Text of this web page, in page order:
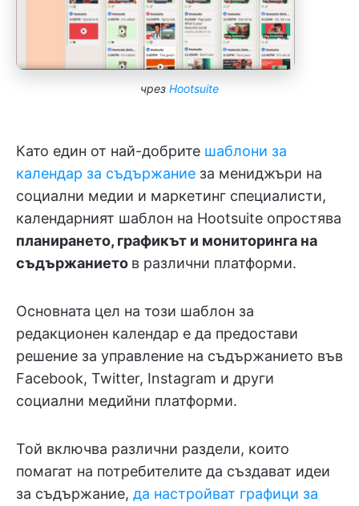
чрез Hootsuite
Като един от най-добрите шаблони за
календар за съдържание за мениджъри на
социални медии и маркетинг специалисти,
календарният шаблон на Hootsuite опростява
планирането, графикът и мониторинга на
съдържанието в различни платформи.
Основната цел на този шаблон за
редакционен календар е да предостави
решение за управление на съдържанието във
Facebook, Twitter, Instagram и други
социални медийни платформи.
Той включва различни раздели, които
помагат на потребителите да създават идеи
за съдържание, да настройват графици за